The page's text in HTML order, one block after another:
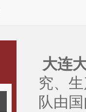
大连
究、
队由